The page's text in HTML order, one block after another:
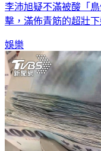
李沛旭疑不滿被酸「
擊，滿佈青筋的超壯
娛樂